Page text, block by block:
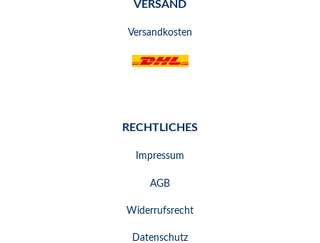
VERSAND
Versandkosten
RECHTLICHES
Impressum
AGB
Widerrufsrecht
Datenschutz